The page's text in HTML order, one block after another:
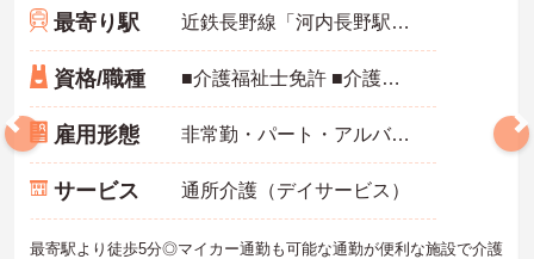
最寄り駅 近鉄長野線「河内長野駅」徒歩5分
資格/職種 ■介護福祉士免許 ■介護福祉士実務者研修修了者、介護職員初任者研修修了者
雇用形態 非常勤・パート・アルバイト
サービス 通所介護（デイサービス）
最寄駅より徒歩5分◎マイカー通勤も可能な通勤が便利な施設で介護